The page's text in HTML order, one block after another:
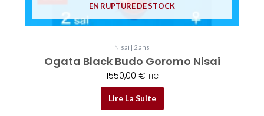
EN RUPTURE DE STOCK
Nisai | 2 ans
Ogata Black Budo Goromo Nisai
1550,00 € TTC
Lire La Suite